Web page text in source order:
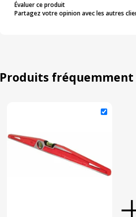
Évaluer ce produit
Partagez votre opinion avec les autres
Produits fréquemment